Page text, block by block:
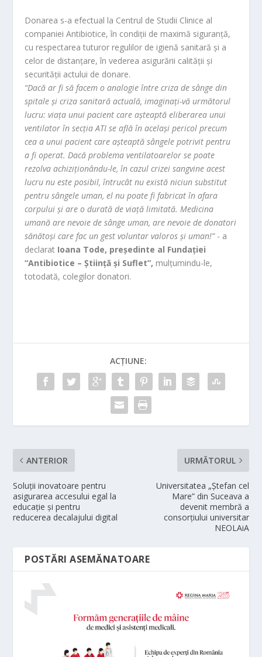
Donarea s-a efectual la Centrul de Studii Clinice al
companiei Antibiotice, în condiții de maximă siguranță,
cu respectarea tuturor regulilor de igienă sanitară și a
celor de distanțare, în vederea asigurării calității și
securității actului de donare.
“Dacă ar fi să facem o analogie între criza de sânge din
spitale și criza sanitară actuală, imaginați-vă următorul
lucru: viața unui pacient care așteaptă eliberarea unui
ventilator în secția ATI se află în același pericol precum
cea a unui pacient care așteaptă sângele potrivit pentru
a fi operat. Dacă problema ventilatoarelor se poate
rezolva achiziționându-le, în cazul crizei sangvine acest
lucru nu este posibil, întrucât nu există niciun substitut
pentru sângele uman, el nu poate fi fabricat în afara
corpului și are o durată de viață limitată. Medicina
umană are nevoie de sânge uman, are nevoie de donatori
sănătoși care fac un gest voluntar valoros și uman!” - a
declarat Ioana Tode, președinte al Fundației
“Antibiotice – Știință și Suflet”, mulțumindu-le,
totodată, colegilor donatori.
ACȚIUNE:
ANTERIOR
Soluții inovatoare pentru
asigurarea accesului egal la
educație și pentru
reducerea decalajului digital
URMĂTORUL
Universitatea „Ștefan cel
Mare” din Suceava a
devenit membră a
consorțiului universitar
NEOLAiA
POSTĂRI ASEMĂNATOARE